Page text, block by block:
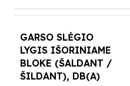
GARSO SLĖGIO
LYGIS IŠORINIAME
BLOKE (ŠALDANT /
ŠILDANT), DB(A)